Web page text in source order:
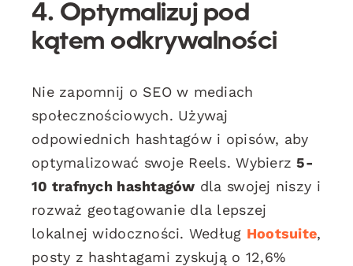
4. Optymalizuj pod
kątem odkrywalności
Nie zapomnij o SEO w mediach
społecznościowych. Używaj
odpowiednich hashtagów i opisów, aby
optymalizować swoje Reels. Wybierz5-
10 trafnych hashtagów dla swojej niszy i
rozważ geotagowanie dla lepszej
lokalnej widoczności. Według Hootsuite,
posty z hashtagami zyskują o 12,6%